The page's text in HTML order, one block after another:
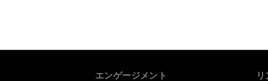
エンゲージメント リ